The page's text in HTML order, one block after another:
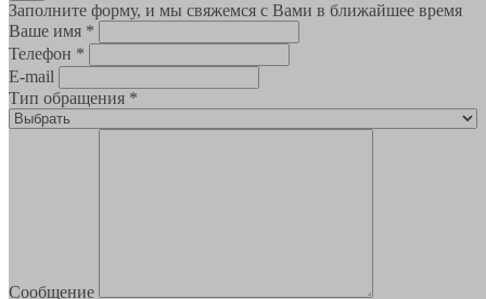
Заполните форму, и мы свяжемся с Вами в ближайшее время
Ваше имя *
Телефон *
E-mail
Тип обращения *
Сообщение